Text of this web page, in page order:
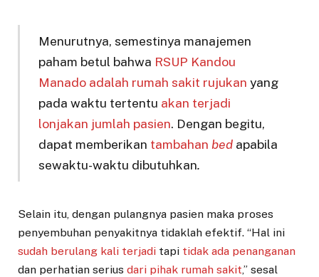
Menurutnya, semestinya manajemen
paham betul bahwa RSUP Kandou
Manado adalah rumah sakit rujukan yang
pada waktu tertentu akan terjadi
lonjakan jumlah pasien. Dengan begitu,
dapat memberikan tambahanbed apabila
sewaktu-waktu dibutuhkan.
Selain itu, dengan pulangnya pasien maka proses
penyembuhan penyakitnya tidaklah efektif. “Hal ini
sudah berulang kali terjadi tapi tidak ada penanganan
dan perhatian serius dari pihak rumah sakit,” sesal